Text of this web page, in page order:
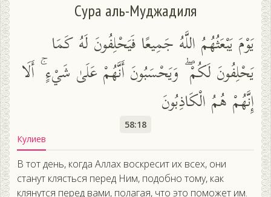
Сура аль-Муджадиля
يَوْمَ يَبْعَثُهُمُ اللَّهُ جَمِيعًا فَيَحْلِفُونَ لَهُ كَمَا
يَحْلِفُونَ لَكُمْ ۖ وَيَحْسَبُونَ أَنَّهُمْ عَلَىٰ شَيْءٍ ۚ أَلَا
إِنَّهُمْ هُمُ الْكَاذِبُونَ
58:18
Кулиев
В тот день, когда Аллах воскресит их всех, они
станут клясться перед Ним, подобно тому, как
клянутся перед вами, полагая, что это поможет им.